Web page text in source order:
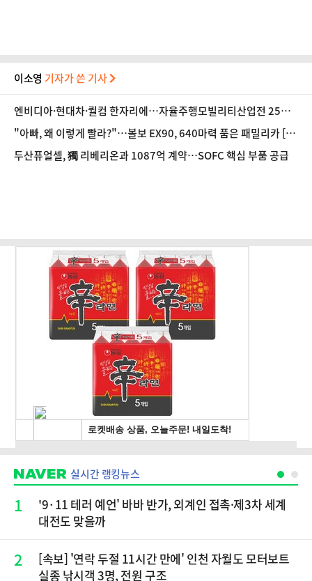
이소영 기자가 쓴 기사
엔비디아·현대차·퀄컴 한자리에…자율주행모빌리티산업전 25일
개막
"아빠, 왜 이렇게 빨라?"…볼보 EX90, 640마력 품은 패밀리카 [시
승기]
두산퓨얼셀, 獨 리베리온과 1087억 계약…SOFC 핵심 부품 공급
실시간 랭킹뉴스
1
'9·11 테러 예언' 바바 반가, 외계인 접촉·제3차 세계
대전도 맞을까
2
[속보] '연락 두절 11시간 만에' 인천 자월도 모터보트
실종 낚시객 3명, 전원 구조